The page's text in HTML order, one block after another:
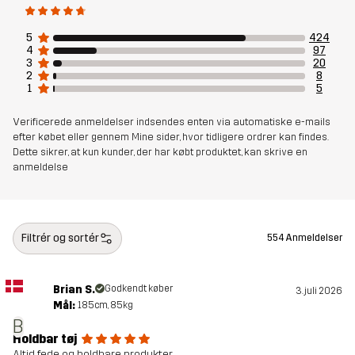
Bæredygtighed
læs her
Bluesign® approved læs her
Varenummer 10975_2370
5
424
4
97
3
20
2
8
1
5
Verificerede anmeldelser indsendes enten via automatiske e-mails
efter købet eller gennem Mine sider, hvor tidligere ordrer kan findes.
Dette sikrer, at kun kunder, der har købt produktet, kan skrive en
anmeldelse
Filtrér og sortér 554 Anmeldelser
B
Brian S. Godkendt køber 3. juli 2026
Mål: 185cm, 85kg
Holdbar tøj